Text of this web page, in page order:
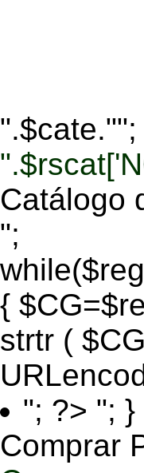
".$cate."";
Catálogo
";
{
strtr (
"; ?> "; }
Comprar